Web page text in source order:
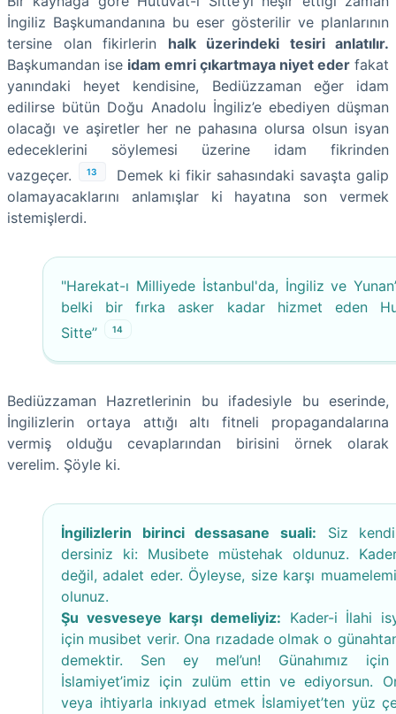
İngiliz Başkumandanına bu eser gösterilir ve planlarının
tersine olan fikirlerin halk üzerindeki tesiri anlatılır.
Başkumandan ise idam emri çıkartmaya niyet eder fakat
yanındaki heyet kendisine, Bediüzzaman eğer idam
edilirse bütün Doğu Anadolu İngiliz’e ebediyen düşman
olacağı ve aşiretler her ne pahasına olursa olsun isyan
edeceklerini söylemesi üzerine idam fikrinden
vazgeçer.
13
Demek ki fikir sahasındaki savaşta galip
olamayacaklarını anlamışlar ki hayatına son vermek
istemişlerdi.
"Harekat-ı Milliyede İstanbul'da, İngiliz ve
belki bir fırka asker kadar hizmet eden
Sitte’’
14
Bediüzzaman Hazretlerinin bu ifadesiyle bu eserinde,
İngilizlerin ortaya attığı altı fitneli propagandalarına
vermiş olduğu cevaplarından birisini örnek olarak
verelim. Şöyle ki.
İngilizlerin birinci dessasane suali: Siz
dersiniz ki: Musibete müstehak oldunuz.
değil, adalet eder. Öyleyse, size karşı
olunuz.
Şu vesveseye karşı demeliyiz: Kader-i İlahi
için musibet verir. Ona rızadade olmak o
demektir. Sen ey mel’un! Günahımız
İslamiyet’imiz için zulüm ettin ve ediyorsun.
veya ihtiyarla inkıyad etmek İslamiyet’ten yüz